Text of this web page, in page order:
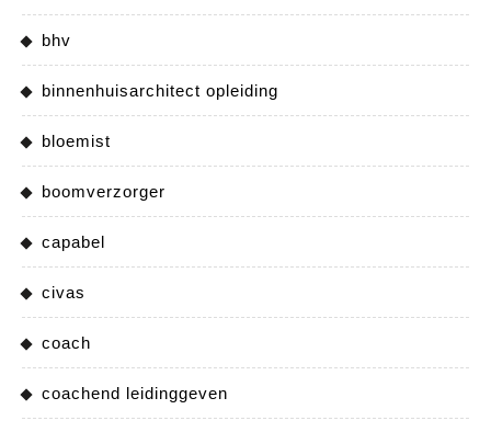
bhv
binnenhuisarchitect opleiding
bloemist
boomverzorger
capabel
civas
coach
coachend leidinggeven